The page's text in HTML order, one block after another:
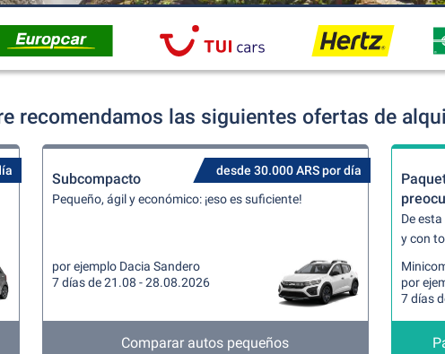
recomendamos las siguientes ofertas de
desde 30.000 ARS por día
Subcompacto
Pequeño, ágil y económico: ¡eso es suficiente!
por ejemplo Dacia Sandero
7 días de 21.08 - 28.08.2026
Comparar autos pequeños
De
y con
por
7 días